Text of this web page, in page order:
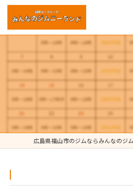
広島県福山市のジムならみんなのジ